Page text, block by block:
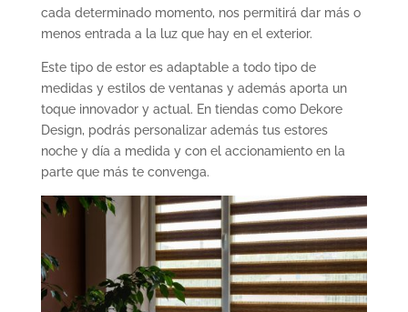
cada determinado momento, nos permitirá dar más o
menos entrada a la luz que hay en el exterior.
Este tipo de estor es adaptable a todo tipo de
medidas y estilos de ventanas y además aporta un
toque innovador y actual. En tiendas como Dekore
Design, podrás personalizar además tus estores
noche y día a medida y con el accionamiento en la
parte que más te convenga.